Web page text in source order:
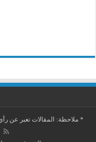
* ملاحظة: المقالات تعبر عن